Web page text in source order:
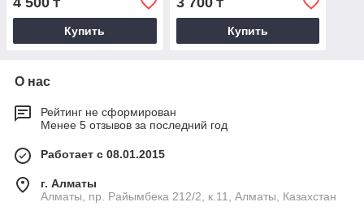
₸
Купить
₸
Купить
О нас
Рейтинг не сформирован
Менее 5 отзывов за последний год
Работает с 08.01.2015
г. Алматы
Алматы, пр. Райымбека 212/2, к.11, Алматы, Казахстан